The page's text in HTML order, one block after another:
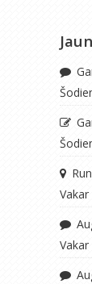
Vakar
Vakar